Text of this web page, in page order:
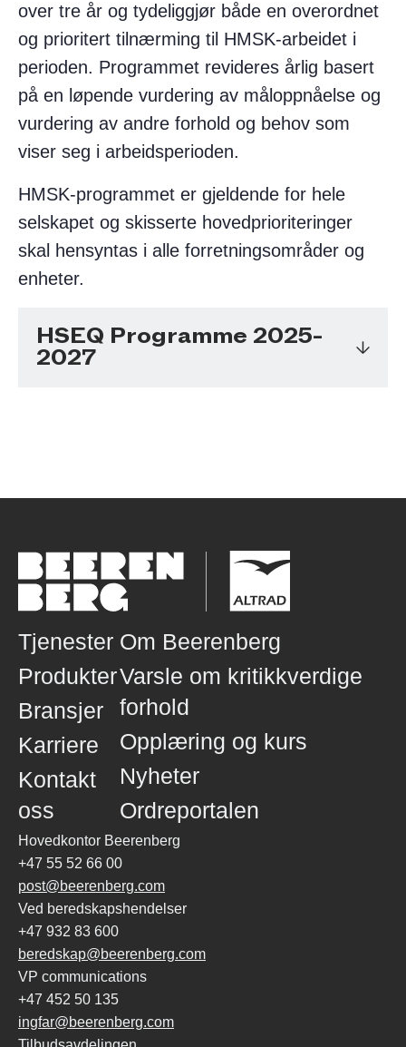
over tre år og tydeliggjør både en overordnet
og prioritert tilnærming til HMSK-arbeidet i
perioden. Programmet revideres årlig basert
på en løpende vurdering av måloppnåelse og
vurdering av andre forhold og behov som
viser seg i arbeidsperioden.​
HMSK-programmet er gjeldende for hele
selskapet og skisserte hovedprioriteringer
skal hensyntas i alle forretningsområder og
enheter.​
HSEQ Programme 2025-
2027
Tjenester
Produkter
Bransjer
Karriere
Kontakt
oss
Om Beerenberg
Varsle om kritikkverdige
forhold
Opplæring og kurs
Nyheter
Ordreportalen
Hovedkontor Beerenberg
+47 55 52 66 00
post@beerenberg.com
Ved beredskapshendelser
+47 932 83 600
beredskap@beerenberg.com
VP communications
+47 452 50 135
ingfar@beerenberg.com